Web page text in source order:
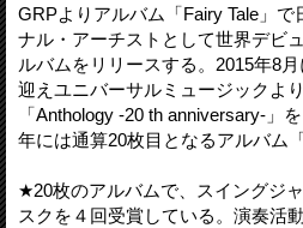
GRPよりアルバム「Fairy Tale」で
ナル・アーチストとして世界デビ
ルバムをリリースする。2015年8
迎えユニバーサルミュージックよ
「Anthology -20 th anniversary-」
年には通算20枚目となるアルバム
★20枚のアルバムで、スイングジ
スクを４回受賞している。演奏活